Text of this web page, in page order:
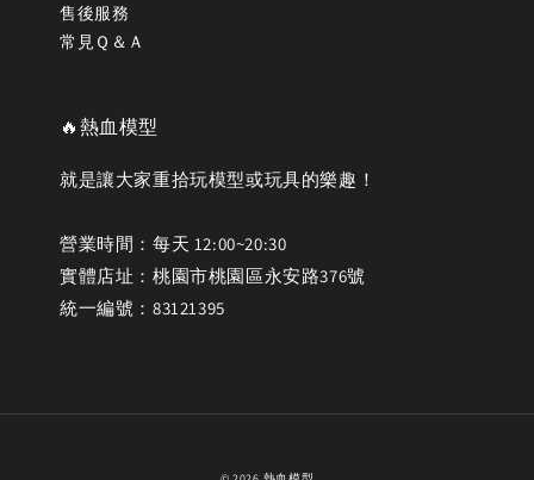
售後服務
常見Ｑ＆Ａ
🔥熱血模型
就是讓大家重拾玩模型或玩具的樂趣！
營業時間：每天 12:00~20:30
實體店址：桃園市桃園區永安路376號
統一編號：83121395